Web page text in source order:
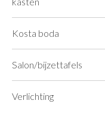
Kosta boda
Salon/bijzettafels
Verlichting